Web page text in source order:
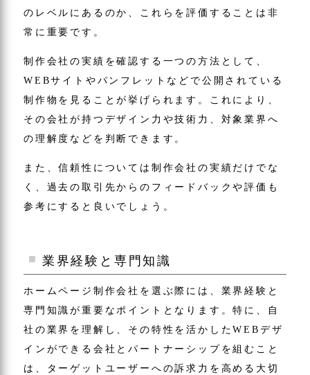
のレベルにあるのか、これらを評価することは非
常に重要です。
制作会社の実績を確認する一つの方法として、
WEBサイトやパンフレットなどで公開されている
制作物を見ることが挙げられます。これにより、
その会社が持つデザイン力や技術力、対象業界へ
の理解度などを判断できます。
また、信頼性については制作会社の実績だけでな
く、過去の取引先からのフィードバックや評価も
参考にすると良いでしょう。
業界経験と専門知識
ホームページ制作会社を選ぶ際には、業界経験と
専門知識が重要なポイントとなります。特に、自
社の業界を理解し、その特性を活かしたWEBデザ
インができる会社とパートナーシップを組むこと
は、ターゲットユーザーへの訴求力を高める大切